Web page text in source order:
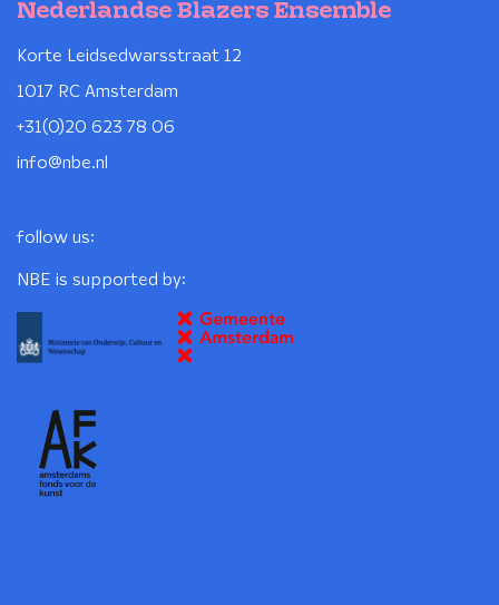
Nederlandse Blazers Ensemble
Korte Leidsedwarsstraat 12
1017 RC Amsterdam
+31(0)20 623 78 06
info@nbe.nl
follow us:
NBE is supported by: